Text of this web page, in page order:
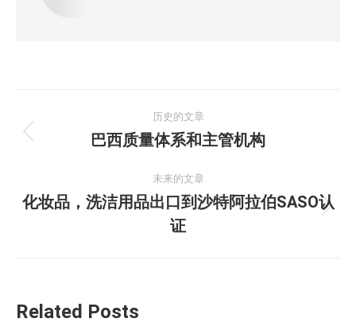
章
航
历史的文章
历
的
文
章：
巴西质量体系和主管机构
未来的文章
未
来
化妆品，洗洁用品出口到沙特阿拉伯SASO认
证
Related Posts